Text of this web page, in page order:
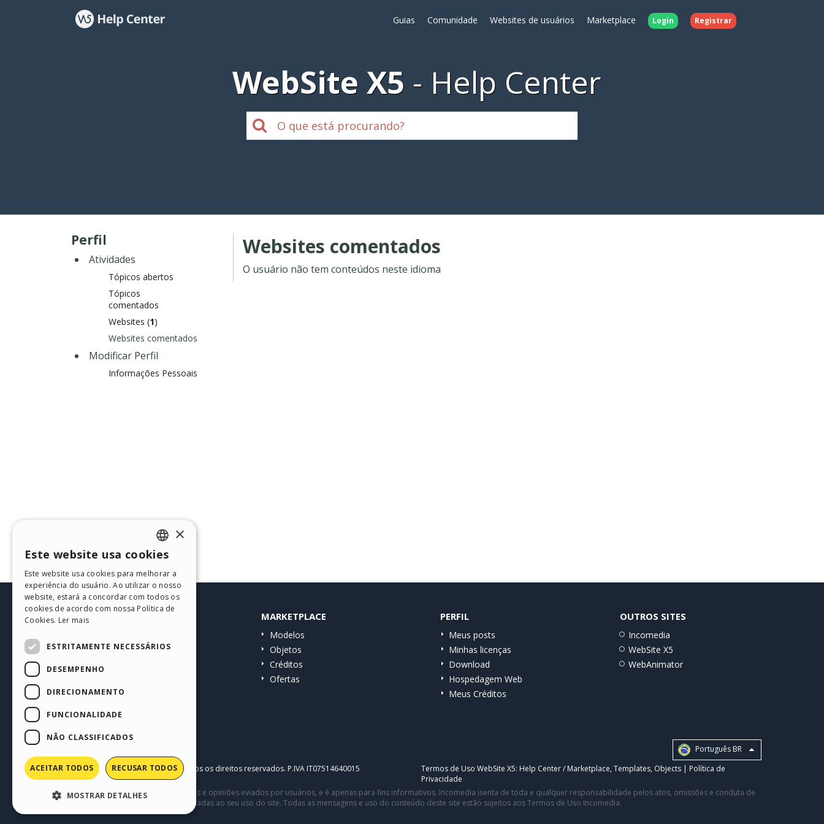
Guias Comunidade Websites de usuários Marketplace Login Registrar
WebSite X5 Help Center
Perfil
Atividades
Tópicos abertos
Tópicos
comentados
Websites (1)
Websites comentados
Modificar Perfil
Informações Pessoais
Websites comentados
O usuário não tem conteúdos neste idioma
HELP CENTER
Comunidade
Websites de usuários
MARKETPLACE
Modelos
Objetos
Créditos
Ofertas
PERFIL
Meus posts
Minhas licenças
Download
Hospedagem Web
Meus Créditos
OUTROS SITES
Incomedia
WebSite X5
WebAnimator
Português BR
Copyright © 2026Incomedia s.r.l. Todos os direitos reservados. P.IVA IT07514640015 Termos de Uso WebSite X5: Help Center / Marketplace, Templates, Objects | Política de
Privacidade
Este site contém conteúdo comentários e opiniões eviados por usuários, e é apenas para fins informativos. Incomedia isenta de toda e qualquer responsabilidade pelos atos, omissões e conduta de
terceiros em conexão com ou relacionadas ao seu uso do site. Todas as mensagens e uso do conteúdo deste site estão sujeitos aos Termos de Uso Incomedia.
ENGLISH
ITALIAN
GERMAN
PORTUGUESE
×
Este website usa cookies
Este website usa cookies para melhorar a
experiência do usuário. Ao utilizar o nosso
website, estará a concordar com todos os
cookies de acordo com nossa Política de
Cookies. Ler mais
ESTRITAMENTE NECESSÁRIOS
DESEMPENHO
DIRECIONAMENTO
FUNCIONALIDADE
NÃO CLASSIFICADOS
ACEITAR TODOS RECUSAR TODOS
MOSTRAR DETALHES